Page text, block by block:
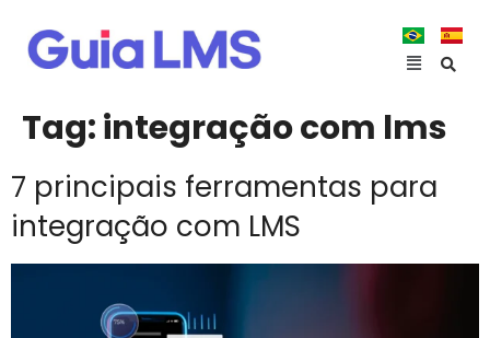
Tag:integração com lms
7 principais ferramentas para
integração com LMS